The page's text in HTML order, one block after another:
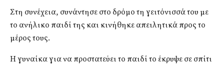
Στη συνέχεια, συνάντησε στο δρόμο τη γειτόνισσά του με
το ανήλικο παιδί της και κινήθηκε απειλητικά προς το
μέρος τους.
Η γυναίκα για να προστατεύει το παιδί το έκρυψε σε σπίτι